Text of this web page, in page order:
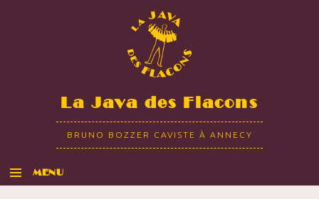
La Java des Flacons
BRUNO BOZZER CAVISTE À ANNECY
MENU